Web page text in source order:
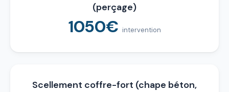
(perçage)
1050€ intervention
Scellement coffre-fort (chape béton,